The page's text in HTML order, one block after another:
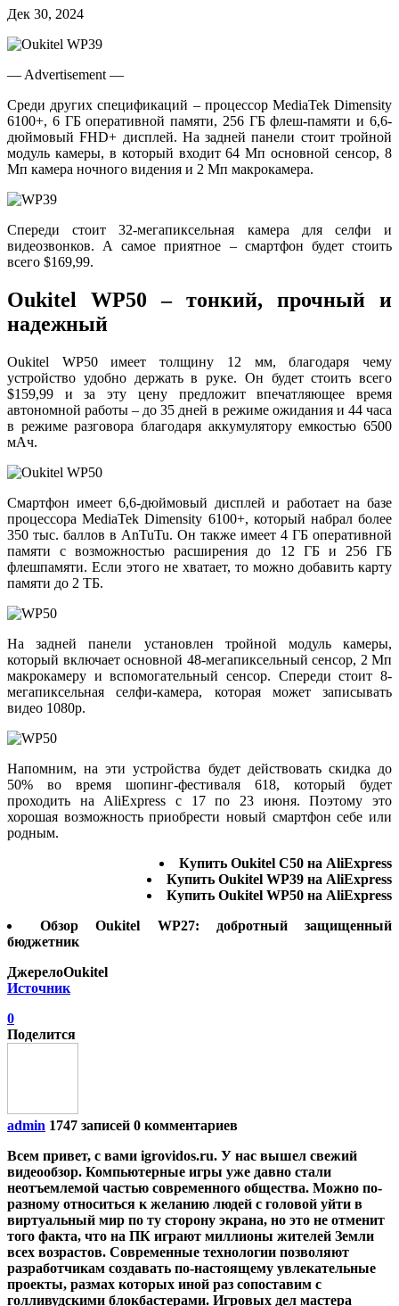
Дек 30, 2024
— Advertisement —
Среди других спецификаций – процессор MediaTek Dimensity
6100+, 6 ГБ оперативной памяти, 256 ГБ флеш-памяти и 6,6-
дюймовый FHD+ дисплей. На задней панели стоит тройной
модуль камеры, в который входит 64 Мп основной сенсор, 8
Мп камера ночного видения и 2 Мп макрокамера.
Спереди стоит 32-мегапиксельная камера для селфи и
видеозвонков. А самое приятное – смартфон будет стоить
всего $169,99.
Oukitel WP50 – тонкий, прочный и
надежный
Oukitel WP50 имеет толщину 12 мм, благодаря чему
устройство удобно держать в руке. Он будет стоить всего
$159,99 и за эту цену предложит впечатляющее время
автономной работы – до 35 дней в режиме ожидания и 44 часа
в режиме разговора благодаря аккумулятору емкостью 6500
мАч.
Смартфон имеет 6,6-дюймовый дисплей и работает на базе
процессора MediaTek Dimensity 6100+, который набрал более
350 тыс. баллов в AnTuTu. Он также имеет 4 ГБ оперативной
памяти с возможностью расширения до 12 ГБ и 256 ГБ
флешпамяти. Если этого не хватает, то можно добавить карту
памяти до 2 ТБ.
На задней панели установлен тройной модуль камеры,
который включает основной 48-мегапиксельный сенсор, 2 Мп
макрокамеру и вспомогательный сенсор. Спереди стоит 8-
мегапиксельная селфи-камера, которая может записывать
видео 1080p.
Напомним, на эти устройства будет действовать скидка до
50% во время шопинг-фестиваля 618, который будет
проходить на AliExpress с 17 по 23 июня. Поэтому это
хорошая возможность приобрести новый смартфон себе или
родным.
Купить Oukitel C50 на AliExpress
Купить Oukitel WP39 на AliExpress
Купить Oukitel WP50 на AliExpress
Обзор Oukitel WP27: добротный защищенный
бюджетник
ДжерелоOukitel
Источник
0
Поделится
admin 1747 записей 0 комментариев
Всем привет, с вами igrovidos.ru. У нас вышел свежий
видеообзор. Компьютерные игры уже давно стали
неотъемлемой частью современного общества. Можно по-
разному относиться к желанию людей с головой уйти в
виртуальный мир по ту сторону экрана, но это не отменит
того факта, что на ПК играют миллионы жителей Земли
всех возрастов. Современные технологии позволяют
разработчикам создавать по-настоящему увлекательные
проекты, размах которых иной раз сопоставим с
голливудскими блокбастерами. Игровых дел мастера